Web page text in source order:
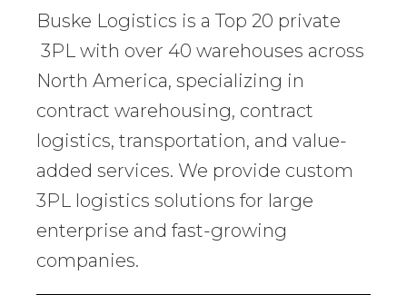
Buske Logistics is a Top 20 private
3PL with over 40 warehouses across
North America, specializing in
contract warehousing, contract
logistics, transportation, and value-
added services. We provide custom
3PL logistics solutions for large
enterprise and fast-growing
companies.